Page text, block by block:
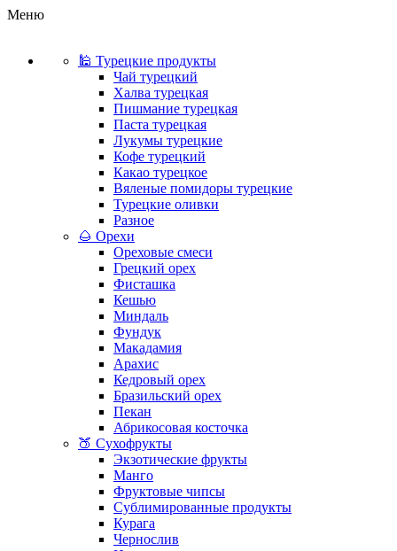
Меню
🕌 Турецкие продукты
Чай турецкий
Халва турецкая
Пишмание турецкая
Паста турецкая
Лукумы турецкие
Кофе турецкий
Какао турецкое
Вяленые помидоры турецкие
Турецкие оливки
Разное
🌰 Орехи
Ореховые смеси
Грецкий орех
Фисташка
Кешью
Миндаль
Фундук
Макадамия
Арахис
Кедровый орех
Бразильский орех
Пекан
Абрикосовая косточка
🍑 Сухофрукты
Экзотические фрукты
Манго
Фруктовые чипсы
Сублимированные продукты
Курага
Чернослив